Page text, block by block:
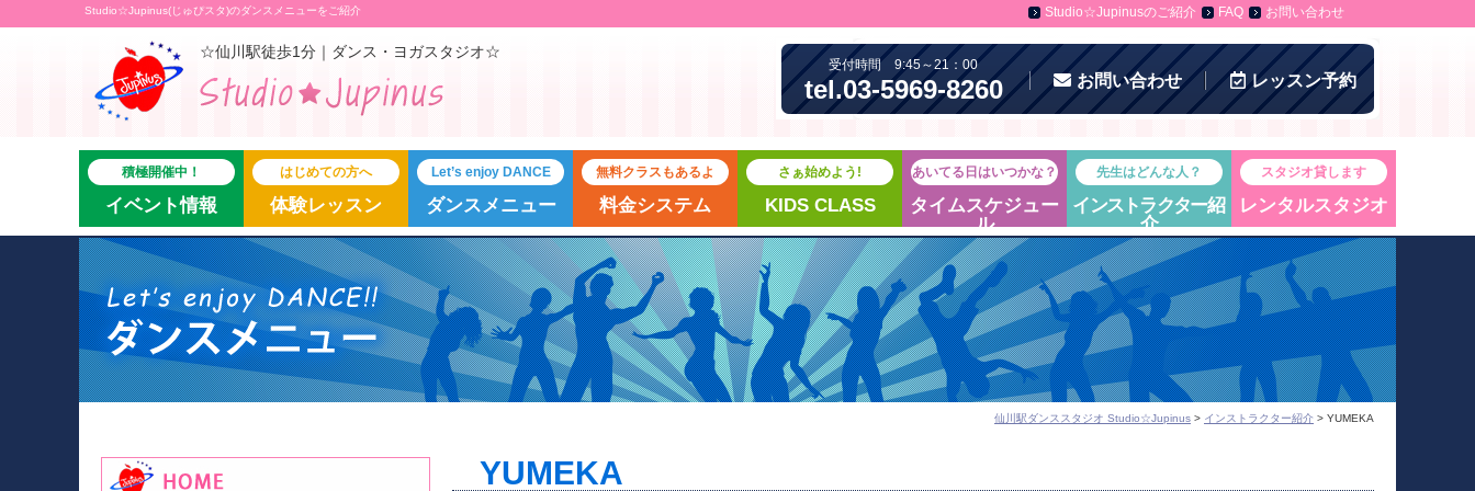
Studio☆Jupinus(じゅぴスタ)のダンスメニューをご紹介 Studio☆Jupinusのご紹介 FAQ お問い合わせ
☆仙川駅徒歩1分｜ダンス・ヨガスタジオ☆
受付時間 9:45～21：00
tel.03-5969-8260 お問い合わせ レッスン予約
積極開催中！
イベント情報
はじめての方へ
体験レッスン
Let’s enjoy DANCE
ダンスメニュー
無料クラスもあるよ
料金システム
さぁ始めよう!
KIDS CLASS
あいてる日はいつかな？
タイムスケジュー
ル
先生はどんな人？
インストラクター紹
介
スタジオ貸します
レンタルスタジオ
仙川駅ダンススタジオ Studio☆Jupinus > インストラクター紹介 > YUMEKA
YUMEKA